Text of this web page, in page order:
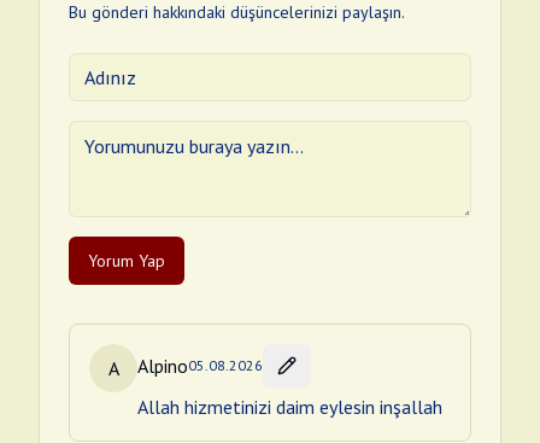
Bu gönderi hakkındaki düşüncelerinizi paylaşın.
Yorum Yap
A Alpino05.08.2026
Allah hizmetinizi daim eylesin inşallah